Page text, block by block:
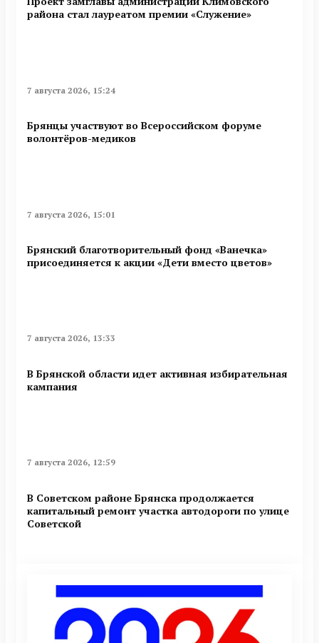
района стал лауреатом премии «Служение»
7 августа 2026, 15:24
Брянцы участвуют во Всероссийском форуме
волонтёров-медиков
7 августа 2026, 15:01
Брянский благотворительный фонд «Ванечка»
присоединяется к акции «Дети вместо цветов»
7 августа 2026, 13:33
В Брянской области идет активная избирательная
кампания
7 августа 2026, 12:59
В Советском районе Брянска продолжается
капитальный ремонт участка автодороги по улице
Советской